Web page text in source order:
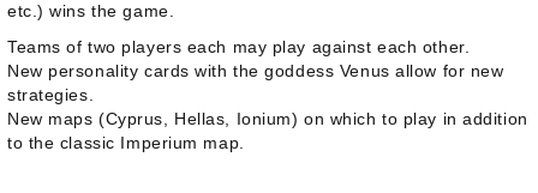
etc.) wins the game.
Teams of two players each may play against each other.
New personality cards with the goddess Venus allow for new
strategies.
New maps (Cyprus, Hellas, Ionium) on which to play in addition
to the classic Imperium map.